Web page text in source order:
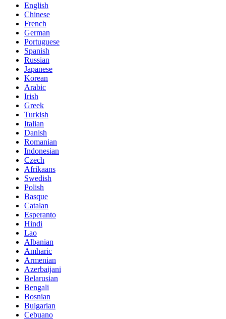
English
Chinese
French
German
Portuguese
Spanish
Russian
Japanese
Korean
Arabic
Irish
Greek
Turkish
Italian
Danish
Romanian
Indonesian
Czech
Afrikaans
Swedish
Polish
Basque
Catalan
Esperanto
Hindi
Lao
Albanian
Amharic
Armenian
Azerbaijani
Belarusian
Bengali
Bosnian
Bulgarian
Cebuano